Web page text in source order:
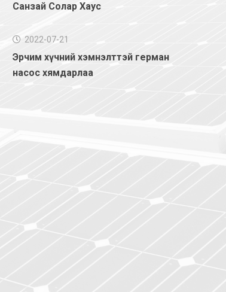
Санзай Солар Хаус
2022-07-21
Эрчим хүчний хэмнэлттэй герман
насос хямдарлаа